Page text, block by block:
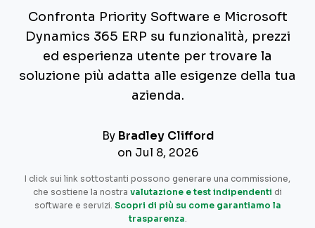
Confronta Priority Software e Microsoft
Dynamics 365 ERP su funzionalità, prezzi
ed esperienza utente per trovare la
soluzione più adatta alle esigenze della tua
azienda.
By Bradley Clifford
on Jul 8, 2026
I click sui link sottostanti possono generare una commissione,
che sostiene la nostra valutazione e test indipendenti di
software e servizi. Scopri di più su come garantiamo la
trasparenza.